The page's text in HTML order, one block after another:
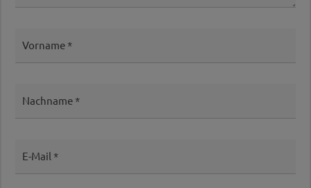
Vorname
Nachname
E-Mail